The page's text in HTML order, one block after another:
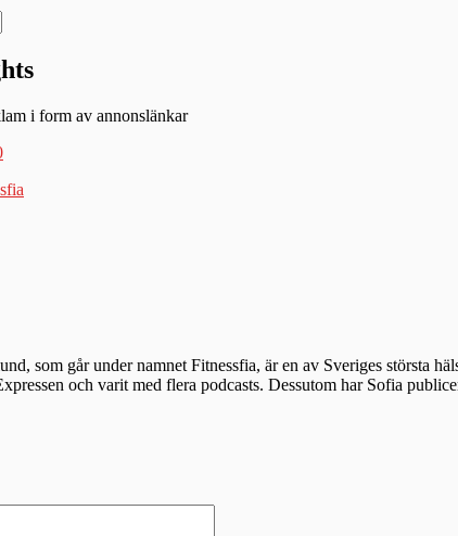
i form av annonslänkar
som går under namnet Fitnessfia, är en av Sveriges största
och varit med flera podcasts. Dessutom har Sofia